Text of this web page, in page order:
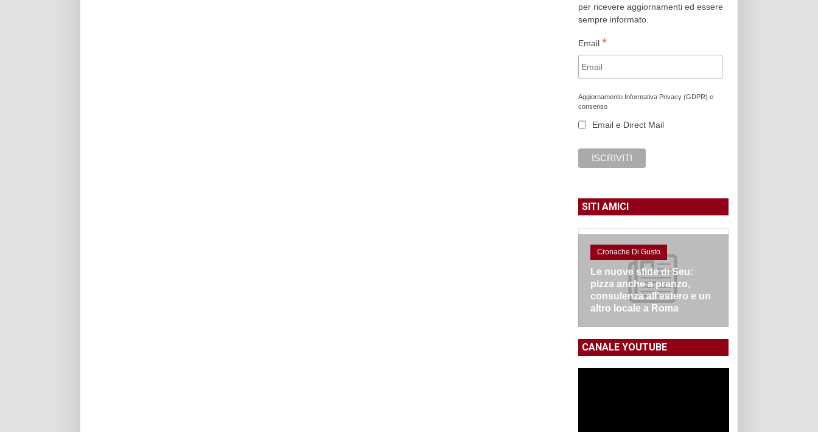
per ricevere aggiornamenti ed essere
sempre informato.
Email *
Aggiornamento Informativa Privacy (GDPR) e
consenso
Email e Direct Mail
SITI AMICI
Cronache Di Gusto
Le nuove sfide di Seu:
pizza anche a pranzo,
consulenza all’estero e un
altro locale a Roma
CANALE YOUTUBE